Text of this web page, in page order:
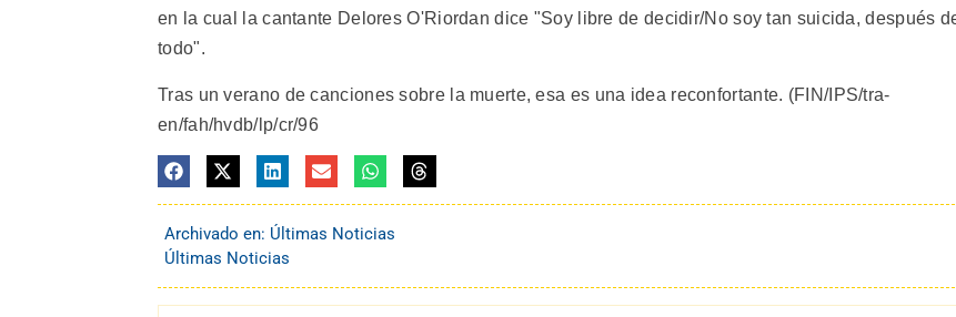
en la cual la cantante Delores O'Riordan dice "Soy libre de decidir/No soy tan suicida, después
todo".
Tras un verano de canciones sobre la muerte, esa es una idea reconfortante. (FIN/IPS/tra-
en/fah/hvdb/lp/cr/96
Archivado en: Últimas Noticias
Últimas Noticias